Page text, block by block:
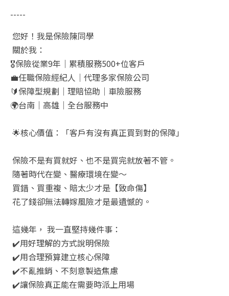
-----
您好！我是保險陳同學
關於我：
🎖️保險從業9年｜累積服務500+位客戶
💼任職保險經紀人｜代理多家保險公司
🔰保障型規劃｜理賠協助｜車險服務
🌍台南｜高雄｜全台服務中
🌟核心價值：「客戶有沒有真正買到對的保障」
保險不是有買就好、也不是買完就放著不管。
隨著時代在變、醫療環境在變～
買錯、買重複、賠太少才是【致命傷】
花了錢卻無法轉嫁風險才是最遺憾的。
這幾年， 我一直堅持幾件事：
✔️用好理解的方式說明保險
✔️用合理預算建立核心保障
✔️不亂推銷、不刻意製造焦慮
✔️讓保險真正能在需要時派上用場